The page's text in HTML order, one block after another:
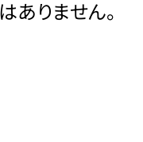
ありません。